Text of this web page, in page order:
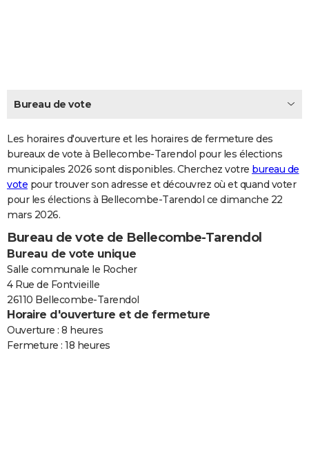
CARTE DE VOEUX
Dictionnaire
Biographies
Citations
Expressions
Proverbes
PROGRAMME TV
COPAINS D'AVANT
S'inscrire
Se connecter
Lycées
Collèges
Primaires
Universités
Entreprises
Service militaire
Avis de recherche
AVIS DE DÉCÈS
FORUM
Bricolage
Lifestyle
Culture
Sport
Auto
Television
Voyage
Cinema
Bureau de vote
Les horaires d'ouverture et les horaires de fermeture des
bureaux de vote à Bellecombe-Tarendol pour les élections
municipales 2026 sont disponibles. Cherchez votre bureau de
vote pour trouver son adresse et découvrez où et quand voter
pour les élections à Bellecombe-Tarendol ce dimanche 22
mars 2026.
Bureau de vote de Bellecombe-Tarendol
Bureau de vote unique
Salle communale le Rocher
4 Rue de Fontvieille
26110 Bellecombe-Tarendol
Horaire d'ouverture et de fermeture
Ouverture : 8 heures
Fermeture : 18 heures